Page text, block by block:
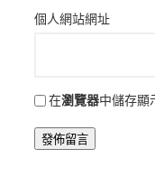
個人網站網址
在瀏覽器中儲存顯